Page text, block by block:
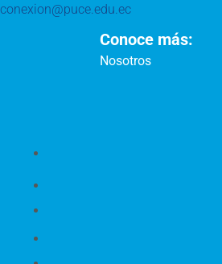
conexion@puce.edu.ec
Conoce más:
Nosotros